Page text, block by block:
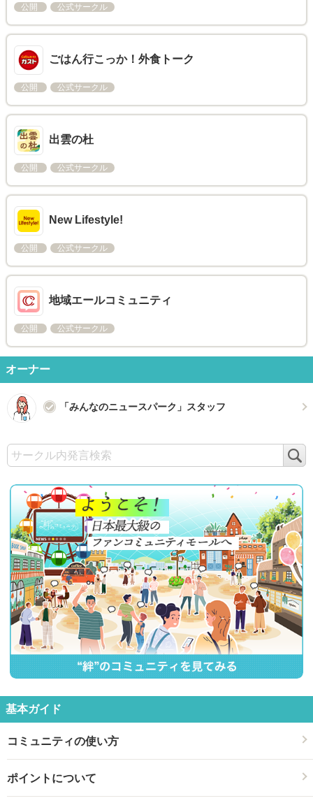
公開 公式サークル
ごはん行こっか！外食トーク
公開 公式サークル
出雲の杜
公開 公式サークル
New Lifestyle!
公開 公式サークル
地域エールコミュニティ
公開 公式サークル
オーナー
「みんなのニュースパーク」スタッフ
基本ガイド
コミュニティの使い方
ポイントについて